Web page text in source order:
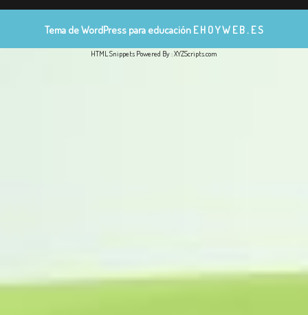
Tema de WordPress para educación E H O Y W E B . E S
HTML Snippets Powered By :XYZScripts.com